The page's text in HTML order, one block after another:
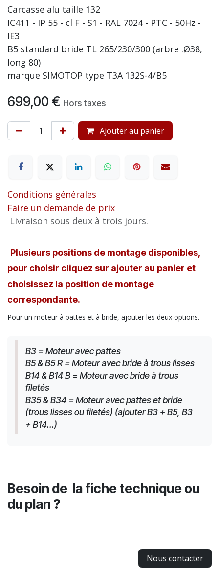
Carcasse alu taille 132
IC411 - IP 55 - cl F - S1 - RAL 7024 - PTC - 50Hz -
IE3
B5 standard bride TL 265/230/300 (arbre :Ø38,
long 80)
marque SIMOTOP type T3A 132S-4/B5
699,00 € Hors taxes
Ajouter au panier
Conditions générales
Faire un demande de prix
Livraison sous deux à trois jours.
Plusieurs positions de montage disponibles,
pour choisir cliquez sur ajouter au panier et
choisissez la position de montage
correspondante.
Pour un moteur à pattes et à bride, ajouter les deux options.
B3 = Moteur avec pattes
B5 & B5 R = Moteur avec bride à trous lisses
B14 & B14 B = Moteur avec bride à trous
filetés
B35 & B34 = Moteur avec pattes et bride
(trous lisses ou filetés) (ajouter B3 + B5, B3
+ B14...)
Besoin de la fiche technique ou
du plan ?
Nous contacter